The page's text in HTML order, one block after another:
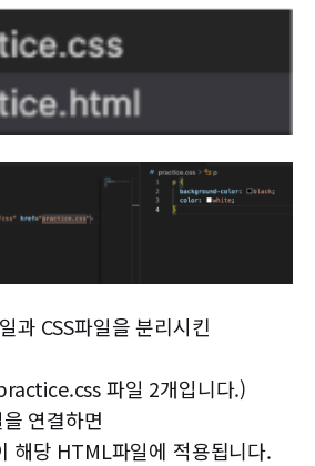
과 CSS파일을 분리시킨
파일 2개입니다.)
연결하면
해당 HTML파일에 적용됩니다.